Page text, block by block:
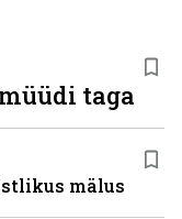
taga
mälus